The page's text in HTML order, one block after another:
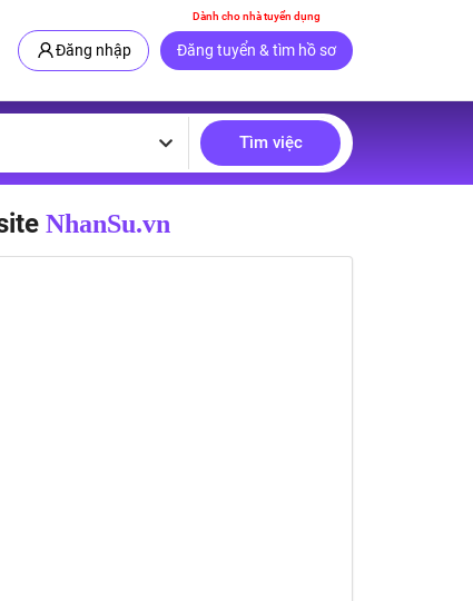
Dành cho nhà tuyển dụng
Đăng nhập Đăng tuyển & tìm hồ sơ
Tìm việc
NhanSu.vn